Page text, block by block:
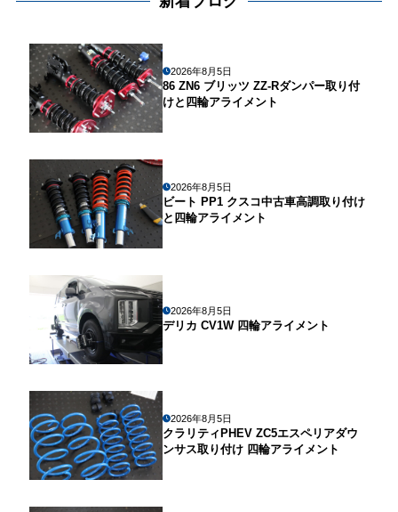
2026年8月5日
86 ZN6 ブリッツ ZZ-Rダンパー取り付
けと四輪アライメント
2026年8月5日
ビート PP1 クスコ中古車高調取り付け
と四輪アライメント
2026年8月5日
デリカ CV1W 四輪アライメント
2026年8月5日
クラリティPHEV ZC5エスペリアダウ
ンサス取り付け 四輪アライメント